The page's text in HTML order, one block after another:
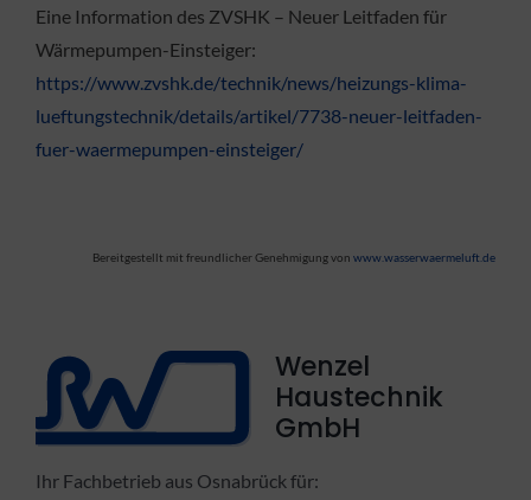
Eine Information des ZVSHK – Neuer Leitfaden für
Wärmepumpen-Einsteiger:
https://www.zvshk.de/technik/news/heizungs-klima-
lueftungstechnik/details/artikel/7738-neuer-leitfaden-
fuer-waermepumpen-einsteiger/
Bereitgestellt mit freundlicher Genehmigung vonwww.wasserwaermeluft.de
Wenzel
Haustechnik
GmbH
Ihr Fachbetrieb aus Osnabrück für: